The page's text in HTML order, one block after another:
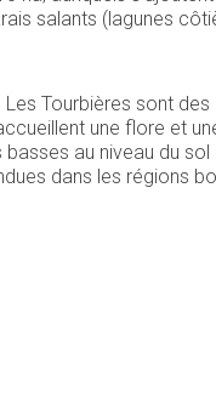
salants (lagunes
Tourbières sont
une flore et
au niveau du
dans les régions